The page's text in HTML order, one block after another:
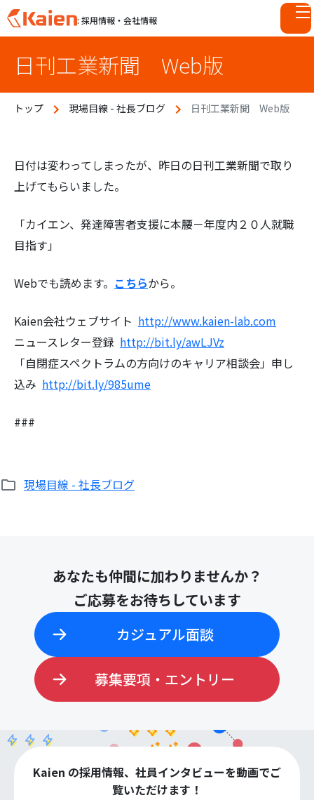
p
: 採用情報・会社情報
日刊工業新聞 Web版
トップ 現場目線 - 社長ブログ 日刊工業新聞 Web版
日付は変わってしまったが、昨日の日刊工業新聞で取り
上げてもらいました。
「カイエン、発達障害者支援に本腰－年度内２０人就職
目指す」
Webでも読めます。 こちらから。
Kaien会社ウェブサイト http://www.kaien-lab.com
ニュースレター登録 http://bit.ly/awLJVz
「自閉症スペクトラムの方向けのキャリア相談会」申し
込み http://bit.ly/985ume
###
現場目線 - 社長ブログ
あなたも仲間に加わりませんか？
ご応募をお待ちしています
カジュアル面談
募集要項・エントリー
Kaien の採用情報、社員インタビューを動画でご
覧いただけます！